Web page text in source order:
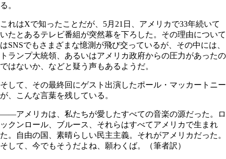
る。
これはXで知ったことだが、5月21日、アメリカで33年続いて
いたとあるテレビ番組が突然幕を下ろした。その理由について
はSNSでもさまざまな憶測が飛び交っているが、その中には、
トランプ大統領、あるいはアメリカ政府からの圧力があったの
ではないか、などと疑う声もあるようだ。
そして、その最終回にゲスト出演したポール・マッカートニー
が、こんな言葉を残している。
――アメリカは、私たちが愛したすべての音楽の源だった。ロ
ックンロール、ブルース、それらはすべてアメリカで生まれ
た。自由の国、素晴らしい民主主義。それがアメリカだった。
そして、今でもそうだよね、願わくば。（筆者訳）